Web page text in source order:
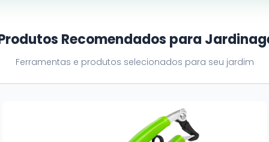
Recomendados para
Ferramentas e produtos selecionados para seu jardim